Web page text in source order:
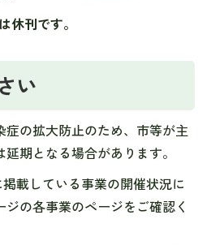
休刊です。
い
の拡大防止のため、市等が主
期となる場合があります。
載している事業の開催状況に
の各事業のページをご確認く